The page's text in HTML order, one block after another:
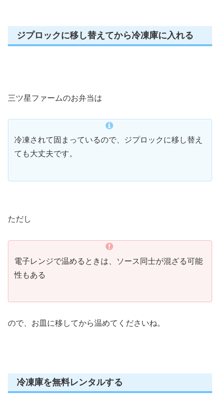
ジプロックに移し替えてから冷凍庫に入れる
三ツ星ファームのお弁当は
冷凍されて固まっているので、ジプロックに移し替え
ても大丈夫です。
ただし
電子レンジで温めるときは、ソース同士が混ざる可能
性もある
ので、お皿に移してから温めてくださいね。
冷凍庫を無料レンタルする